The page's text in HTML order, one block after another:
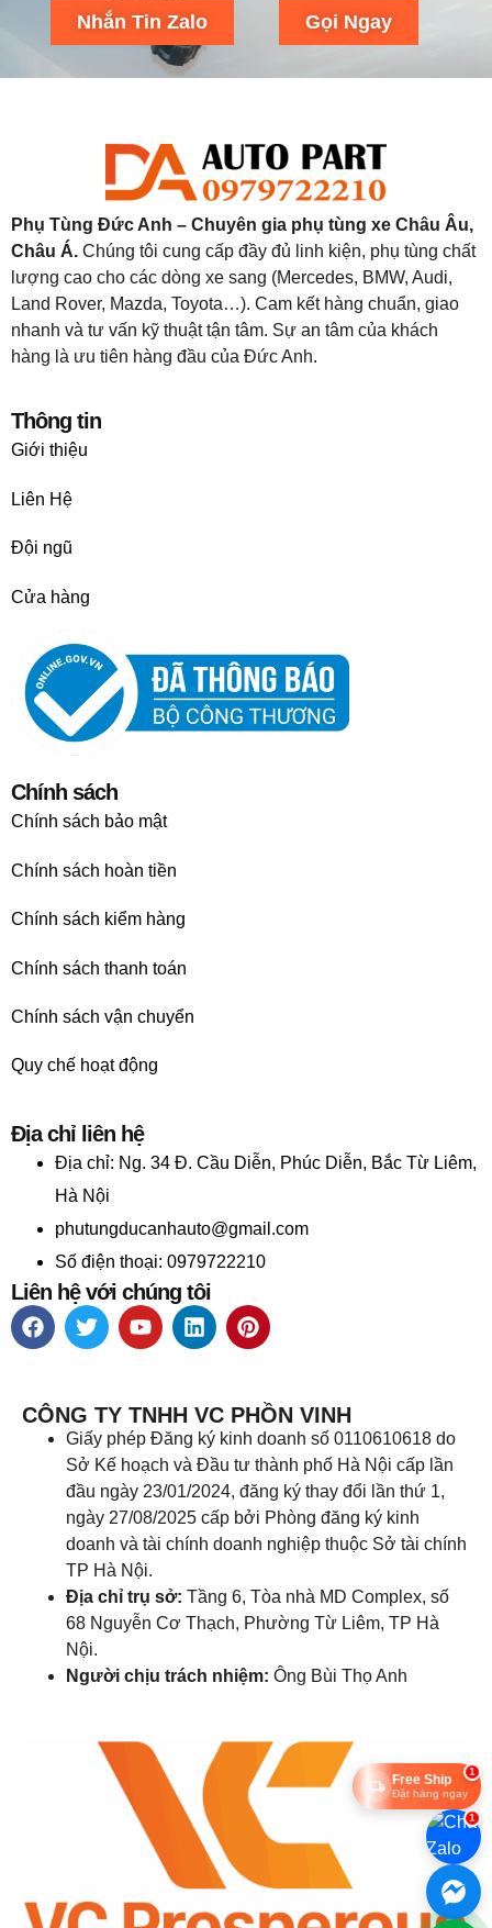
Nhắn Tin Zalo Gọi Ngay
Phụ Tùng Đức Anh – Chuyên gia phụ tùng xe Châu Âu,
Châu Á. Chúng tôi cung cấp đầy đủ linh kiện, phụ tùng chất
lượng cao cho các dòng xe sang (Mercedes, BMW, Audi,
Land Rover, Mazda, Toyota…). Cam kết hàng chuẩn, giao
nhanh và tư vấn kỹ thuật tận tâm. Sự an tâm của khách
hàng là ưu tiên hàng đầu của Đức Anh.
Thông tin
Giới thiệu
Liên Hệ
Đội ngũ
Cửa hàng
Chính sách
Chính sách bảo mật
Chính sách hoàn tiền
Chính sách kiểm hàng
Chính sách thanh toán
Chính sách vận chuyển
Quy chế hoạt động
Địa chỉ liên hệ
Địa chỉ: Ng. 34 Đ. Cầu Diễn, Phúc Diễn, Bắc Từ Liêm,
Hà Nội
phutungducanhauto@gmail.com
Số điện thoại: 0979722210
Liên hệ với chúng tôi
CÔNG TY TNHH VC PHỒN VINH
Giấy phép Đăng ký kinh doanh số 0110610618 do
Sở Kế hoạch và Đầu tư thành phố Hà Nội cấp lần
đầu ngày 23/01/2024, đăng ký thay đổi lần thứ 1,
ngày 27/08/2025 cấp bởi Phòng đăng ký kinh
doanh và tài chính doanh nghiệp thuộc Sở tài chính
TP Hà Nội.
Địa chỉ trụ sở: Tầng 6, Tòa nhà MD Complex, số
68 Nguyễn Cơ Thạch, Phường Từ Liêm, TP Hà
Nội.
Người chịu trách nhiệm: Ông Bùi Thọ Anh
1
Free Ship
Đặt hàng ngay
1